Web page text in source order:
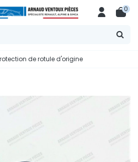
0
de rotule d'origine